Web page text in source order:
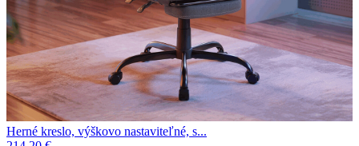
Herné kreslo, výškovo nastaviteľné, s...